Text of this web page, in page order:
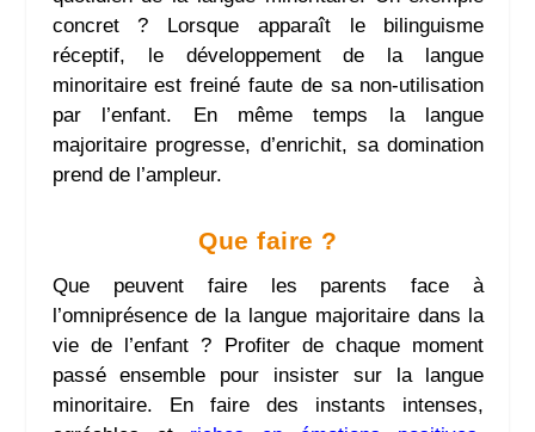
concret ? Lorsque apparaît le bilinguisme
réceptif, le développement de la langue
minoritaire est freiné faute de sa non-utilisation
par l’enfant. En même temps la langue
majoritaire progresse, d’enrichit, sa domination
prend de l’ampleur.
Que faire ?
Que peuvent faire les parents face à
l’omniprésence de la langue majoritaire dans la
vie de l’enfant ? Profiter de chaque moment
passé ensemble pour insister sur la langue
minoritaire. En faire des instants intenses,